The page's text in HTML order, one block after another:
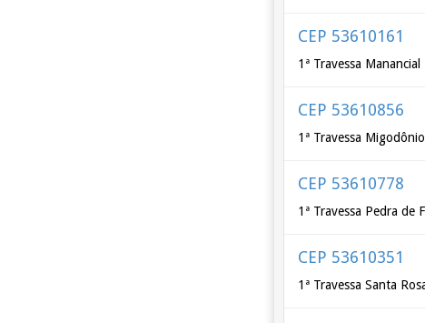
CEP 53610161
1ª Travessa
CEP 53610856
1ª Travessa
CEP 53610778
1ª Travessa Pedra de
CEP 53610351
1ª Travessa Santa